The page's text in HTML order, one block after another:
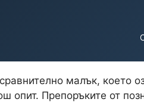
малък, което
опит. Препоръките от